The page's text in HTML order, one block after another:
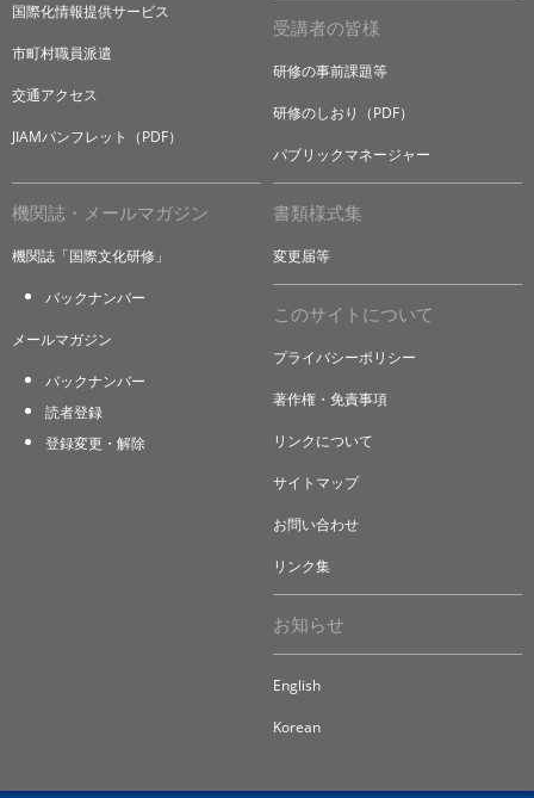
国際化情報提供サービス
市町村職員派遣
交通アクセス
JIAMパンフレット（PDF）
受講者の皆様
研修の事前課題等
研修のしおり（PDF）
パブリックマネージャー
機関誌・メールマガジン
機関誌「国際文化研修」
バックナンバー
メールマガジン
バックナンバー
読者登録
登録変更・解除
書類様式集
変更届等
このサイトについて
プライバシーポリシー
著作権・免責事項
リンクについて
サイトマップ
お問い合わせ
リンク集
お知らせ
English
Korean